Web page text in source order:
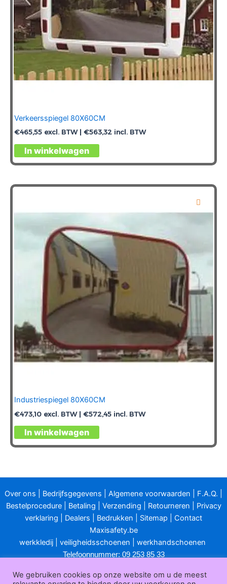
Verkeersspiegel 80X60CM
€465,55 excl. BTW | €563,32 incl. BTW
In winkelwagen
Industriespiegel 80X60CM
€473,10 excl. BTW | €572,45 incl. BTW
In winkelwagen
Over ons Bedrijfsgegevens Algemene voorwaarden F.A.Q.
Bestelprocedure| Betaling Verzending Retourneren
Privacy
verklaring
Dealers Bedrukken Sitemap
Contact
Maxisafety.be
werkkledij
veiligheidsschoenen werkhandschoenen
Telefoonnummer: 09 253 85 33
E-mailadres: info@maxisafety.be
We gebruiken cookies op onze website om u de meest